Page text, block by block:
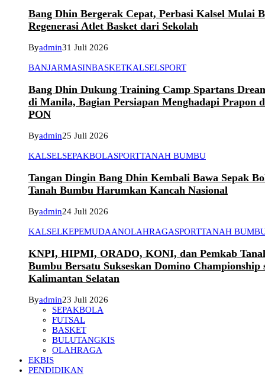
Bang Dhin Bergerak Cepat, Perbasi Kalsel Mulai
Regenerasi Atlet Basket dari Sekolah
Byadmin31 Juli 2026
BANJARMASINBASKETKALSELSPORT
Bang Dhin Dukung Training Camp Spartans
di Manila, Bagian Persiapan Menghadapi Prapon
PON
Byadmin25 Juli 2026
KALSELSEPAKBOLASPORTTANAH BUMBU
Tangan Dingin Bang Dhin Kembali Bawa Sepak
Tanah Bumbu Harumkan Kancah Nasional
Byadmin24 Juli 2026
KALSELKEPEMUDAANOLAHRAGASPORTTANAH
KNPI, HIPMI, ORADO, KONI, dan Pemkab
Bumbu Bersatu Sukseskan Domino Championship
Kalimantan Selatan
Byadmin23 Juli 2026
SEPAKBOLA
FUTSAL
BASKET
BULUTANGKIS
OLAHRAGA
EKBIS
PENDIDIKAN